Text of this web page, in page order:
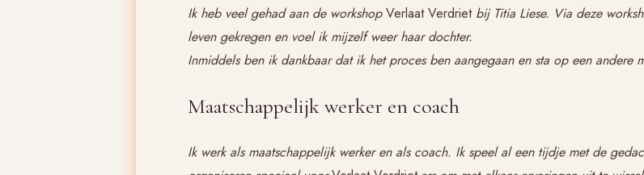
Ik heb veel gehad aan de workshopVerlaat Verdriet bij Titia Liese. Via deze
leven gekregen en voel ik mijzelf weer haar dochter.
Inmiddels ben ik dankbaar dat ik het proces ben aangegaan en sta op een andere
Maatschappelijk werker en coach
Ik werk als maatschappelijk werker en als coach. Ik speel al een tijdje met de